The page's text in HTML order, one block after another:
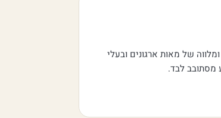
של מאות ארגונים ובעלי
מסתובב לבד.